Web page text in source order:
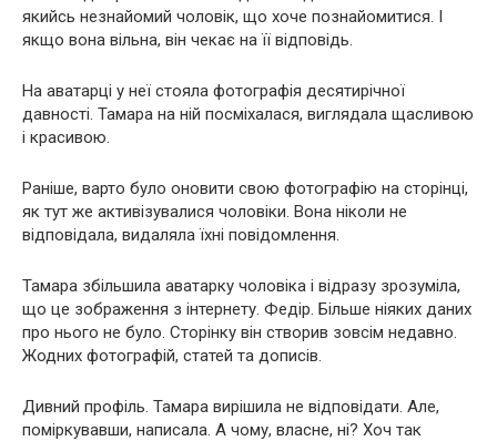
якийсь незнайомий чоловік, що хоче познайомитися. І
якщо вона вільна, він чекає на її відповідь.
На аватарці у неї стояла фотографія десятирічної
давності. Тамара на ній посміхалася, виглядала щасливою
і красивою.
Раніше, варто було оновити свою фотографію на сторінці,
як тут же активізувалися чоловіки. Вона ніколи не
відповідала, видаляла їхні повідомлення.
Тамара збільшила аватарку чоловіка і відразу зрозуміла,
що це зображення з інтернету. Федір. Більше ніяких даних
про нього не було. Сторінку він створив зовсім недавно.
Жодних фотографій, статей та дописів.
Дивний профіль. Тамара вирішила не відповідати. Але,
поміркувавши, написала. А чому, власне, ні? Хоч так